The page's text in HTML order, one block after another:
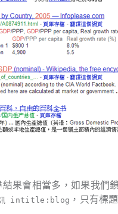
果會相當多，如果我們
訊 intitle:blog ，只有標